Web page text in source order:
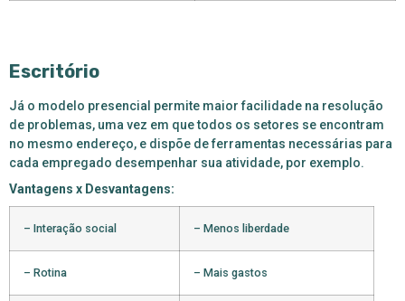
Escritório
Já o modelo presencial permite maior facilidade na resolução
de problemas, uma vez em que todos os setores se encontram
no mesmo endereço, e dispõe de ferramentas necessárias para
cada empregado desempenhar sua atividade, por exemplo.
Vantagens x Desvantagens:
– Interação social – Menos liberdade
– Rotina – Mais gastos